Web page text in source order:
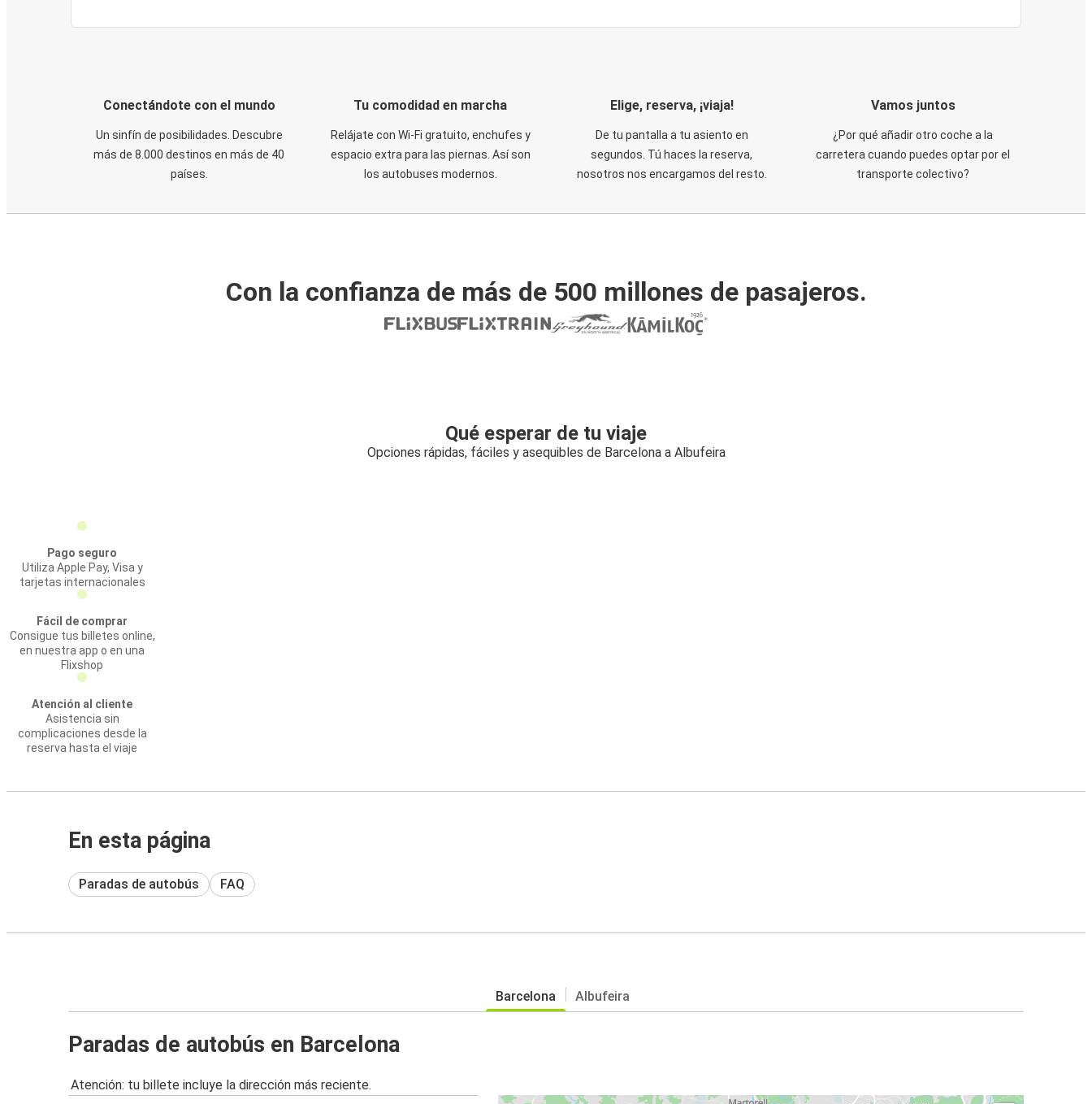
Conectándote con el mundo
Un sinfín de posibilidades. Descubre
más de 8.000 destinos en más de 40
países.
Tu comodidad en marcha
Relájate con Wi-Fi gratuito, enchufes y
espacio extra para las piernas. Así son
los autobuses modernos.
Elige, reserva, ¡viaja!
De tu pantalla a tu asiento en
segundos. Tú haces la reserva,
nosotros nos encargamos del resto.
Vamos juntos
¿Por qué añadir otro coche a la
carretera cuando puedes optar por el
transporte colectivo?
Con la confianza de más de 500 millones de pasajeros.
Qué esperar de tu viaje
Opciones rápidas, fáciles y asequibles de Barcelona a Albufeira
Pago seguro
Utiliza Apple Pay, Visa y
tarjetas internacionales
Fácil de comprar
Consigue tus billetes online,
en nuestra app o en una
Flixshop
Atención al cliente
Asistencia sin
complicaciones desde la
reserva hasta el viaje
En esta página
Paradas de autobús FAQ
Barcelona Albufeira
Paradas de autobús en Barcelona
Atención: tu billete incluye la dirección más reciente.